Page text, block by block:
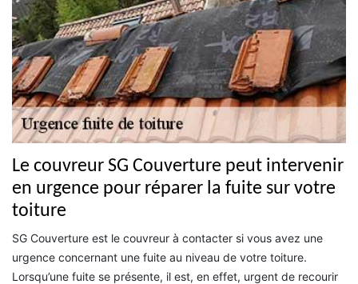
Le couvreur SG Couverture peut intervenir
en urgence pour réparer la fuite sur votre
toiture
SG Couverture est le couvreur à contacter si vous avez une
urgence concernant une fuite au niveau de votre toiture.
Lorsqu’une fuite se présente, il est, en effet, urgent de recourir